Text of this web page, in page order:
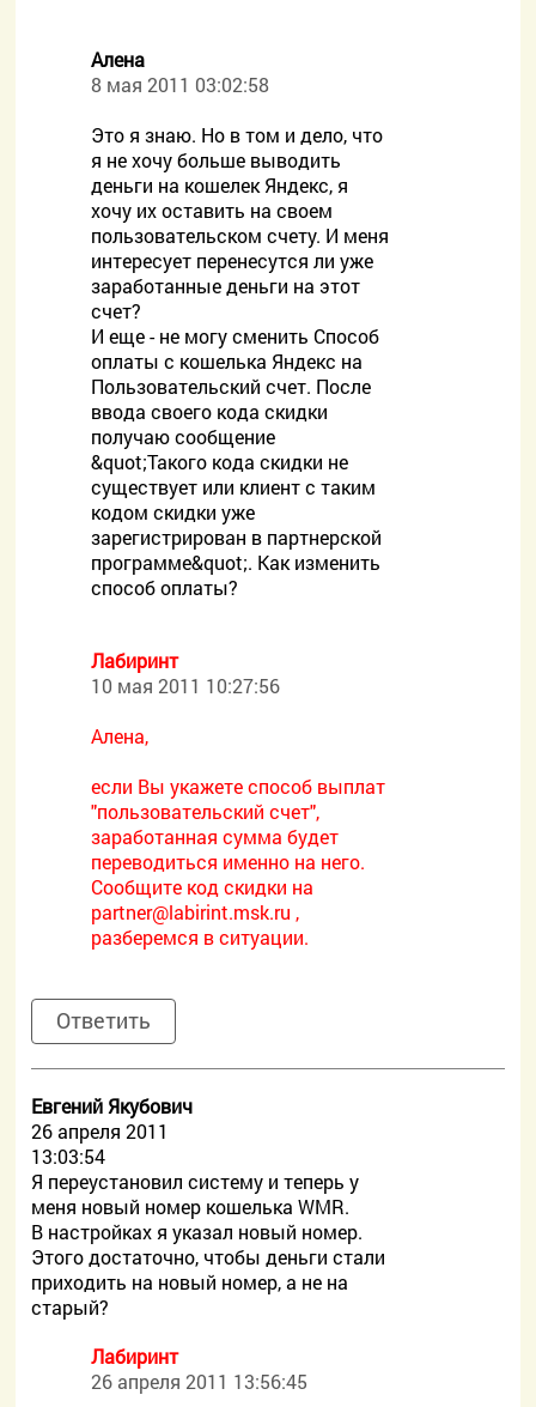
Алена
8 мая 2011 03:02:58
Это я знаю. Но в том и дело, что
я не хочу больше выводить
деньги на кошелек Яндекс, я
хочу их оставить на своем
пользовательском счету. И меня
интересует перенесутся ли уже
заработанные деньги на этот
счет?
И еще - не могу сменить Способ
оплаты с кошелька Яндекс на
Пользовательский счет. После
ввода своего кода скидки
получаю сообщение
&quot;Такого кода скидки не
существует или клиент с таким
кодом скидки уже
зарегистрирован в партнерской
программе&quot;. Как изменить
способ оплаты?
Лабиринт
10 мая 2011 10:27:56
Алена,
если Вы укажете способ выплат
"пользовательский счет",
заработанная сумма будет
переводиться именно на него.
Сообщите код скидки на
partner@labirint.msk.ru ,
разберемся в ситуации.
Ответить
Евгений Якубович
26 апреля 2011
13:03:54
Я переустановил систему и теперь у
меня новый номер кошелька WMR.
В настройках я указал новый номер.
Этого достаточно, чтобы деньги стали
приходить на новый номер, а не на
старый?
Лабиринт
26 апреля 2011 13:56:45